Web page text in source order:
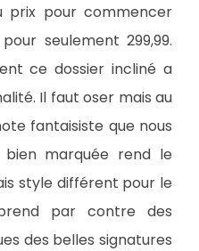
prix pour commencer
seulement 299,99.
ce dossier incliné a
Il faut oser mais au
fantaisiste que nous
bien marquée rend le
style différent pour le
par contre des
des belles signatures